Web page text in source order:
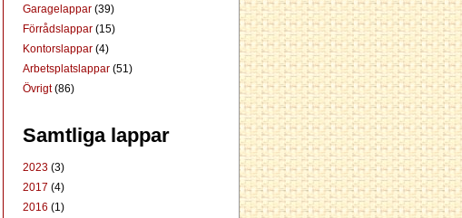
Garagelappar (39)
Förrådslappar (15)
Kontorslappar (4)
Arbetsplatslappar (51)
Övrigt(86)
Samtliga lappar
2023 (3)
2017 (4)
2016 (1)